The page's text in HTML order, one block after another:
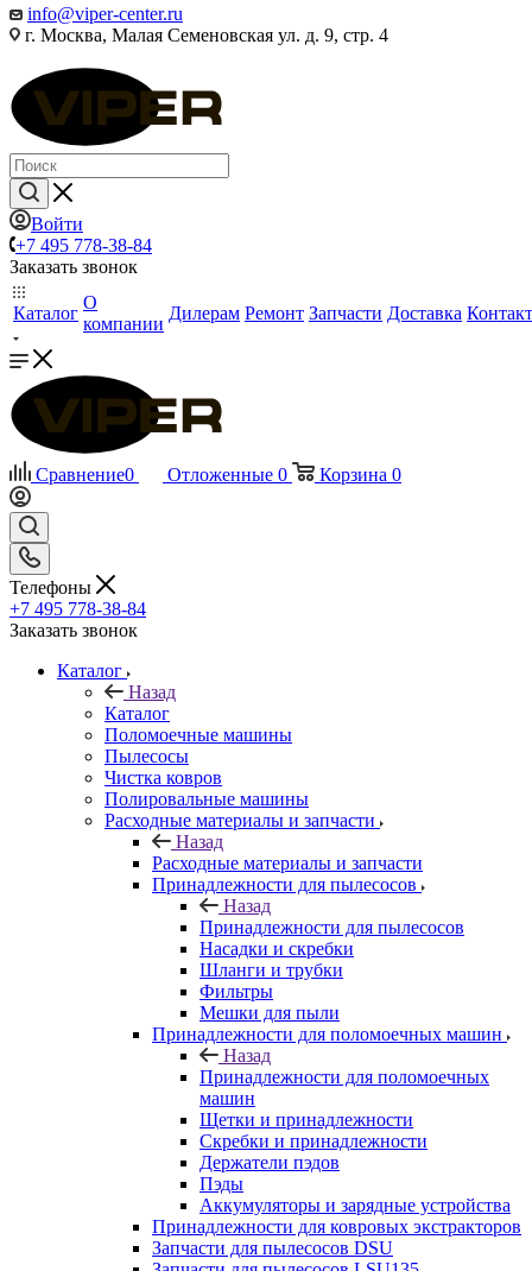
info@viper-center.ru
г. Москва, Малая Семеновская ул. д. 9, стр. 4
Войти
+7 495 778-38-84
Заказать звонок
Каталог
О
компании
Дилерам Ремонт Запчасти Доставка
Сравнение0 Отложенные 0 Корзина 0
Телефоны
+7 495 778-38-84
Заказать звонок
Каталог
Назад
Каталог
Поломоечные машины
Пылесосы
Чистка ковров
Полировальные машины
Расходные материалы и запчасти
Назад
Расходные материалы и запчасти
Принадлежности для пылесосов
Назад
Принадлежности для пылесосов
Насадки и скребки
Шланги и трубки
Фильтры
Мешки для пыли
Принадлежности для поломоечных машин
Назад
Принадлежности для поломоечных
машин
Щетки и принадлежности
Скребки и принадлежности
Держатели пэдов
Пэды
Аккумуляторы и зарядные устройства
Принадлежности для ковровых экстракторов
Запчасти для пылесосов DSU